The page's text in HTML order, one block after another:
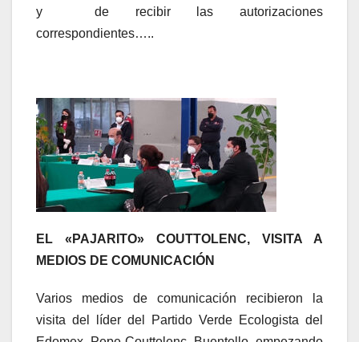
y de recibir las autorizaciones
correspondientes…..
EL «PAJARITO» COUTTOLENC, VISITA A
MEDIOS DE COMUNICACIÓN
Varios medios de comunicación recibieron la
visita del líder del Partido Verde Ecologista del